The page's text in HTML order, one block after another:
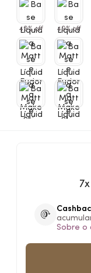
49% off 49% off
Sobre o